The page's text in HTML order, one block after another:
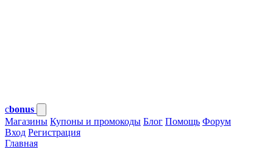
cbonus
Магазины Купоны и промокоды Блог Помощь Форум
Вход Регистрация
Главная